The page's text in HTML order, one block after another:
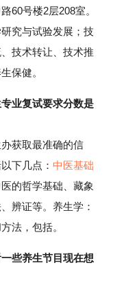
60号楼2层208室。
究与试验发展；技
技术转让、技术推
保健。
业复试要求分数是
获取最准确的信
下几点： 中医基础
的哲学基础、藏象
辨证等。养生学：
法，包括。
些养生节目现在想